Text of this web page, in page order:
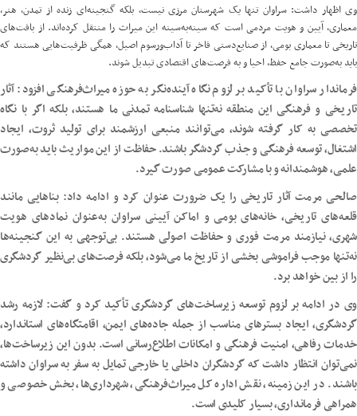
وی اظهار داشت: سراوان تنها یک شهرستان مرزی نیست، بلکه گنجینه‌ای زنده از تمدن، هنر،
معماری، آیین و هویت مردمی است که سینه‌به‌سینه این میراث را منتقل کرده‌اند. از بافت‌های
تاریخی تا معماری بومی، از صنایع‌دستی فاخر تا آداب‌ورسوم اصیل، همگی ظرفیت‌هایی هستند که
باید به‌صورت جامع حفظ، احیا و به فرصت‌های اقتصادی تبدیل شوند.
فرماندار سراوان با تأکید بر لزوم نگاه آینده‌نگر به حوزه میراث‌فرهنگی افزود: آثار
تاریخی و فرهنگی این منطقه نه‌تنها شناسنامه تمدنی ما هستند، بلکه اگر با نگاه
تخصصی به کار گرفته شوند، می‌توانند منبعی ارزشمند برای تولید ثروت، ایجاد
اشتغال، توسعه فرهنگی و جذب گردشگر باشند. حفاظت از این مواریث باید به‌صورت
علمی، هوشمندانه و با مشارکت عمومی صورت گیرد.
صالحی مرمت آثار تاریخی را یک ضرورت عنوان کرد و ادامه داد: بناهایی مانند
قلعه‌های تاریخی، خانه‌های بومی و اماکن آیینی سراوان به‌عنوان نمادهای هویت
شهری، نیازمند مرمت فوری و حفاظت اصولی هستند. بی‌توجهی به این گنجینه‌ها
نه‌تنها موجب فراموشی بخشی از تاریخ ما می‌شود، بلکه فرصت‌های بی‌نظیر گردشگری
را از بین خواهد برد.
وی در ادامه بر لزوم توسعه زیرساخت‌های گردشگری تأکید کرد و گفت: لازمه رشد
گردشگری، ایجاد بسترهای مناسب از جمله جاده‌های ایمن، اقامتگاه‌های استاندارد،
خدمات رفاهی، امنیت فرهنگی و امکانات اطلاع‌رسانی است. بدون این زیرساخت‌ها،
نمی‌توان انتظار داشت که گردشگران داخلی یا خارجی تمایل به سفر به سراوان داشته
باشند. در این زمینه، نقش اداره کل میراث‌فرهنگی، شهرداری‌ها، بخش خصوصی و
همراهی فرمانداری، بسیار کلیدی است.